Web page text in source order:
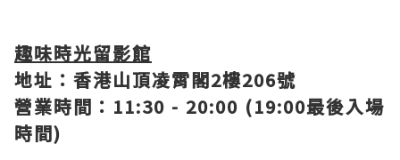
趣味時光留影館
地址：香港山頂凌霄閣2樓206號
營業時間：11:30 - 20:00 (19:00最後入場
時間)